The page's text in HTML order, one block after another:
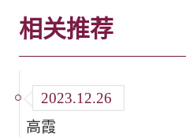
相关推荐
2023.12.26
高霞